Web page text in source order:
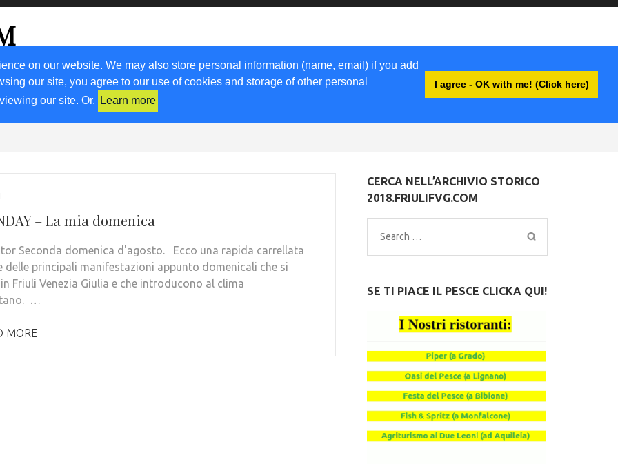
on our website. We may also store personal information (name, email) if you add
our site, you agree to our use of cookies and storage of other personal
our site. Or,
Learn more
I agree - OK with me! (Click here)
CON NOI RICETTE KM0 VIGNETO FVG NEWSLETTER ACCEDI
– La mia domenica
Seconda domenica d'agosto. Ecco una rapida carrellata
delle principali manifestazioni appunto domenicali che si
Friuli Venezia Giulia e che introducono al clima
…
MORE
CERCA NELL’ARCHIVIO STORICO
2018.FRIULIFVG.COM
Search
for:
SE TI PIACE IL PESCE CLICKA QUI!